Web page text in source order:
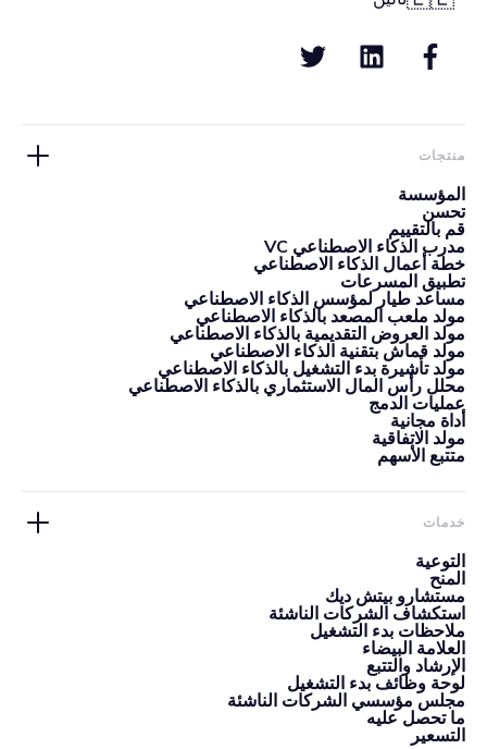
منتجات
المؤسسة
تحسن
قم بالتقييم
مدرب الذكاء الاصطناعي VC
خطة أعمال الذكاء الاصطناعي
تطبيق المسرعات
مساعد طيار لمؤسس الذكاء الاصطناعي
مولد ملعب المصعد بالذكاء الاصطناعي
مولد العروض التقديمية بالذكاء الاصطناعي
مولد قماش بتقنية الذكاء الاصطناعي
مولد تأشيرة بدء التشغيل بالذكاء الاصطناعي
محلل رأس المال الاستثماري بالذكاء الاصطناعي
عمليات الدمج
أداة مجانية
مولد الاتفاقية
متتبع الأسهم
خدمات
التوعية
المنح
مستشارو بيتش ديك
استكشاف الشركات الناشئة
ملاحظات بدء التشغيل
العلامة البيضاء
الإرشاد والتتبع
لوحة وظائف بدء التشغيل
مجلس مؤسسي الشركات الناشئة
ما تحصل عليه
التسعير